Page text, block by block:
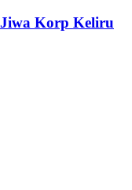
Korp Keliru